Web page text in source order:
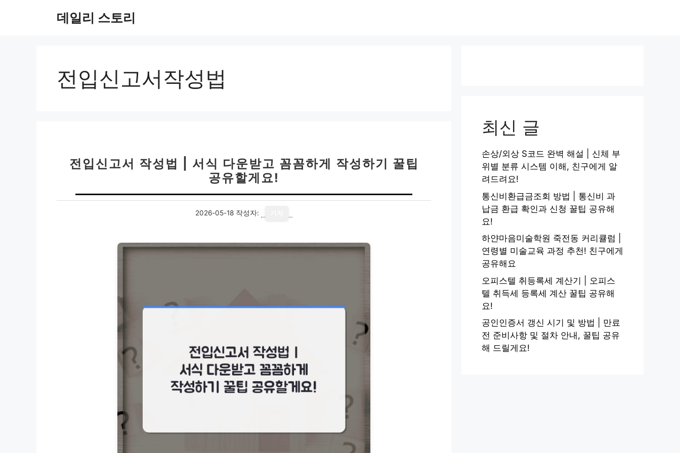
데일리 스토리
전입신고서작성법
전입신고서 작성법 | 서식 다운받고 꼼꼼하게 작성하기 꿀팁
공유할게요!
2026-05-18 작성자:
최신 글
손상/외상 S코드 완벽 해설 | 신체 부
위별 분류 시스템 이해, 친구에게 알
려드려요!
통신비환급금조회 방법 | 통신비 과
납금 환급 확인과 신청 꿀팁 공유해
요!
하얀마음미술학원 죽전동 커리큘럼 |
연령별 미술교육 과정 추천! 친구에게
공유해요
오피스텔 취등록세 계산기 | 오피스
텔 취득세 등록세 계산 꿀팁 공유해
요!
공인인증서 갱신 시기 및 방법 | 만료
전 준비사항 및 절차 안내, 꿀팁 공유
해 드릴게요!